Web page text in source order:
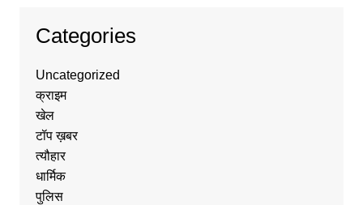
Categories
Uncategorized
क्राइम
खेल
टॉप ख़बर
त्यौहार
धार्मिक
पुलिस